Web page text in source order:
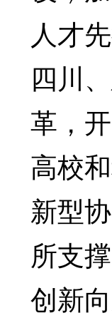
人才
四川
革，
高校
新型
所支
创新